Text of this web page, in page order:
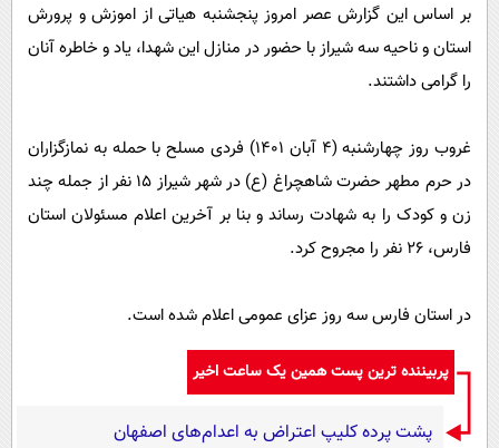
بر اساس این گزارش عصر امروز پنجشنبه هیاتی از اموزش و پرورش
استان و ناحیه سه شیراز با حضور در منازل این شهدا، یاد و خاطره آنان
را گرامی داشتند.
غروب روز چهارشنبه (۴ آبان ۱۴۰۱) فردی مسلح با حمله به نمازگزاران
در حرم مطهر حضرت شاهچراغ (ع) در شهر شیراز ۱۵ نفر از جمله چند
زن و کودک را به شهادت رساند و بنا بر آخرین اعلام مسئولان استان
فارس، ۲۶ نفر را مجروح کرد.
در استان فارس سه روز عزای عمومی اعلام شده است.
پربیننده ترین پست همین یک ساعت اخیر
پشت پرده کلیپ اعتراض به اعدام‌های اصفهان